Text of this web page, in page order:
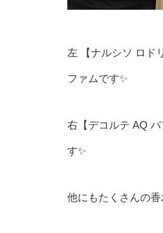
左 【ナルシソ ロド
ファムです✨
右【デコルテ AQ
す✨
他にもたくさんの